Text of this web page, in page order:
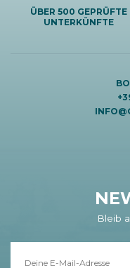
ÜBER 500 GEPRÜFTE
UNTERKÜNFTE
Bleib